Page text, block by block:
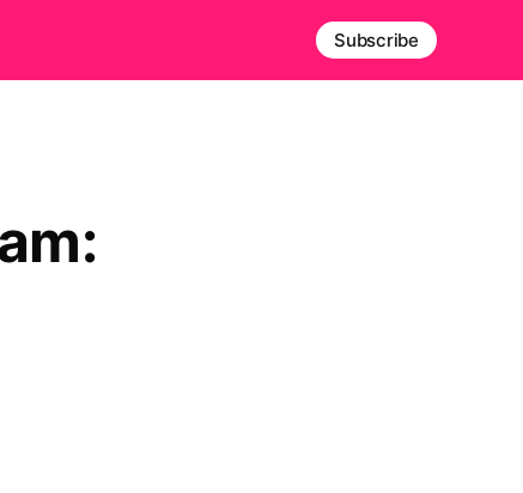
Subscribe